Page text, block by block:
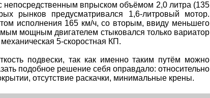
непосредственным впрыском объёмом 2,0 литра (135
рынков предусматривался 1,6-литровый мотор.
исполнения 165 км/ч, со вторым, ввиду меньшего
мощным двигателем стыковался только вариатор
5-скоростная КП.
подвески, так как именно таким путём можно
подобное решение себя оправдало: относительно
отсутствие раскачки, минимальные крены.